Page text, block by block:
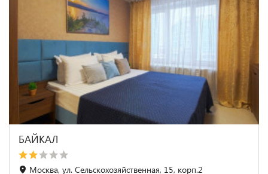
БАЙКАЛ
Москва, ул. Сельскохозяйственная, 15, корп.2